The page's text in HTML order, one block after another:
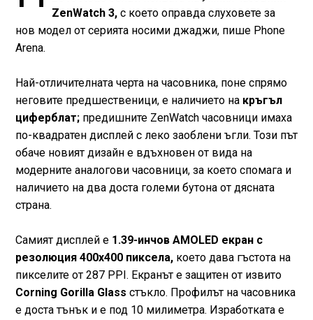
ZenWatch 3,с което оправда слуховете за
нов модел от серията носими джаджи, пише Phone
Arena.
Най-отличителната черта на часовника, поне спрямо
неговите предшественици, е наличието накръгъл
циферблат;предишните ZenWatch часовници имаха
по-квадратен дисплей с леко заоблени ъгли. Този път
обаче новият дизайн е вдъхновен от вида на
модерните аналогови часовници, за което спомага и
наличието на два доста големи бутона от дясната
страна.
Самият дисплей е 1.39-инчов AMOLED екран с
резолюция 400х400 пиксела,което дава гъстота на
пикселите от 287 PPI. Екранът е защитен от извито
Corning Gorilla Glass стъкло. Профилът на часовника
е доста тънък и е под 10 милиметра. Изработката е